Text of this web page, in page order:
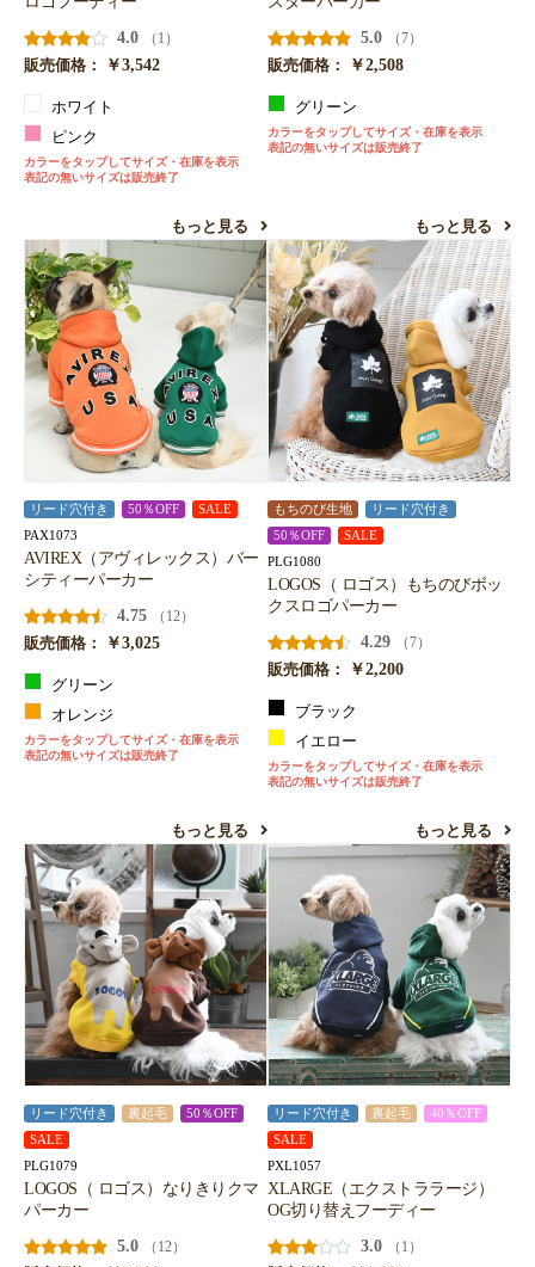
4.0
（1）
販売価格：
￥3,542
ホワイト
ピンク
カラーをタップしてサイズ・在庫を表示
表記の無いサイズは販売終了
もっと見る
5.0
（7）
販売価格：
￥2,508
グリーン
カラーをタップしてサイズ・在庫を表示
表記の無いサイズは販売終了
もっと見る
リード穴付き 50％OFF SALE
PAX1073
AVIREX（アヴィレックス）バー
シティーパーカー
4.75
（12）
販売価格：
￥3,025
グリーン
オレンジ
カラーをタップしてサイズ・在庫を表示
表記の無いサイズは販売終了
もっと見る
もちのび生地
リード穴付き
50％OFF
SALE
PLG1080
LOGOS（ ロゴス）もちのびボッ
クスロゴパーカー
4.29
（7）
販売価格：
￥2,200
ブラック
イエロー
カラーをタップしてサイズ・在庫を表示
表記の無いサイズは販売終了
もっと見る
リード穴付き 裏起毛
50％OFF
SALE
PLG1079
LOGOS（ ロゴス）なりきりクマ
パーカー
5.0
（12）
リード穴付き 裏起毛
40％OFF
SALE
PXL1057
XLARGE（エクストララージ）
OG切り替えフーディー
3.0
（1）